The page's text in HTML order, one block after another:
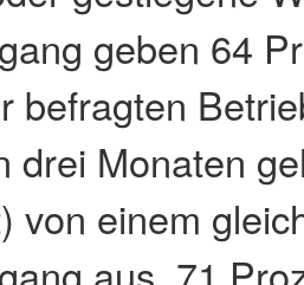
geben 64
befragten
drei Monaten
von einem